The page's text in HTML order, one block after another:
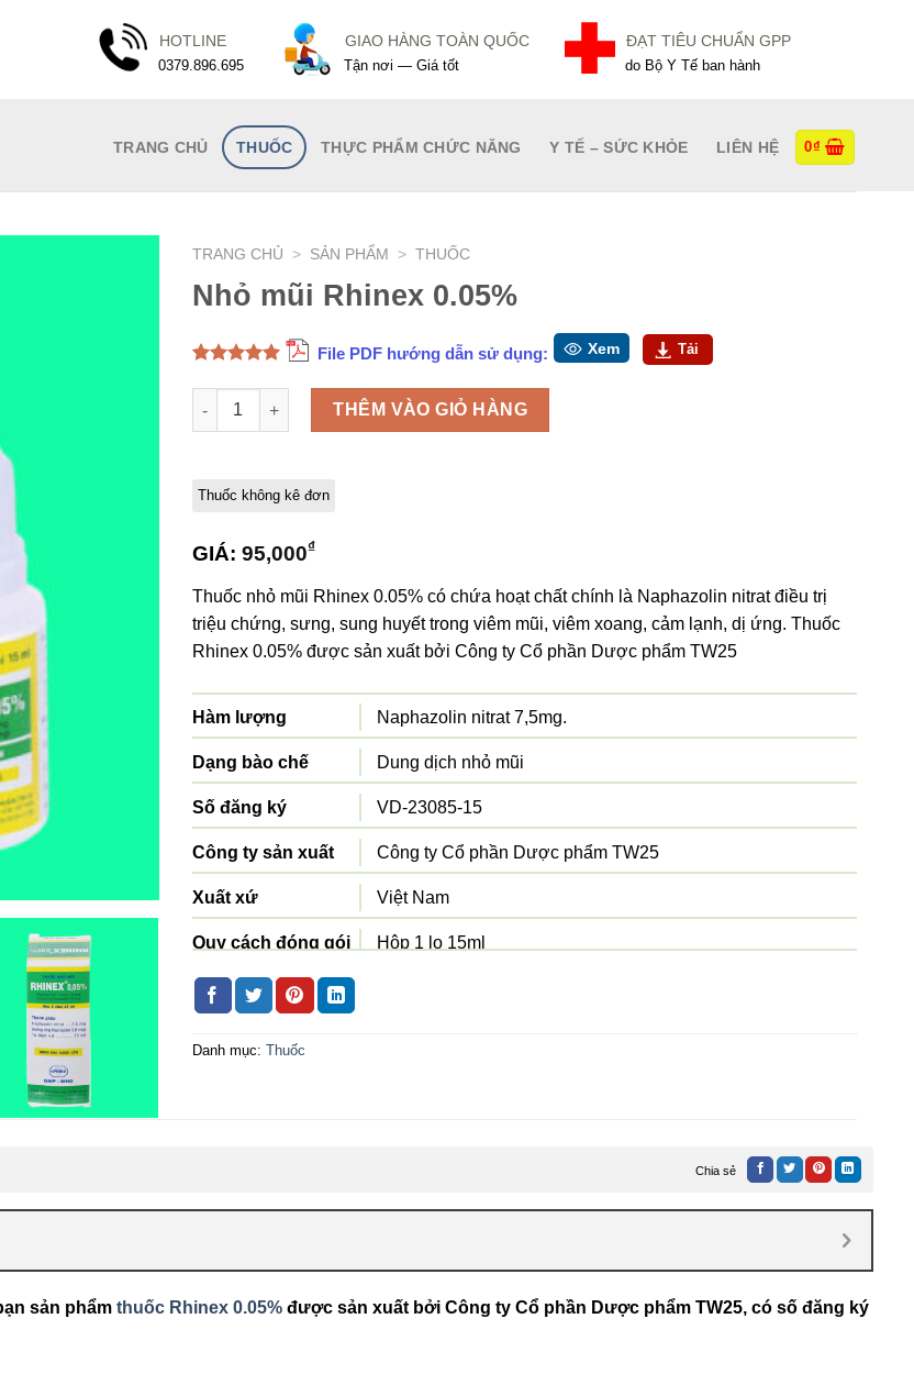
HOTLINE
0379.896.695
GIAO HÀNG TOÀN QUỐC
Tận nơi — Giá tốt
ĐẠT TIÊU CHUẨN GPP
do Bộ Y Tế ban hành
TRANG CHỦ THUỐC THỰC PHẨM CHỨC NĂNG Y TẾ – SỨC KHỎE LIÊN HỆ 0₫
TRANG CHỦ > SẢN PHẨM > THUỐC
Nhỏ mũi Rhinex 0.05%
Thuốc không kê đơn
đánh giá
GIÁ: 95,000₫
Thuốc nhỏ mũi Rhinex 0.05% có chứa hoạt chất chính là Naphazolin nitrat điều trị
triệu chứng, sưng, sung huyết trong viêm mũi, viêm xoang, cảm lạnh, dị ứng. Thuốc
Rhinex 0.05% được sản xuất bởi Công ty Cổ phần Dược phẩm TW25
File PDF hướng dẫn sử dụng: Xem Tải
Hàm lượng Naphazolin nitrat 7,5mg.
Dạng bào chế Dung dịch nhỏ mũi
Số đăng ký VD-23085-15
Công ty sản xuất Công ty Cổ phần Dược phẩm TW25
Xuất xứ Việt Nam
Quy cách đóng gói Hộp 1 lọ 15ml
Nhỏ mũi Rhinex 0.05% số lượng
THÊM VÀO GIỎ HÀNG
Danh mục: Thuốc
Chia sẻ
sản phẩm thuốc Rhinex 0.05% được sản xuất bởi Công ty Cổ phần Dược phẩm TW25, có số đăng ký